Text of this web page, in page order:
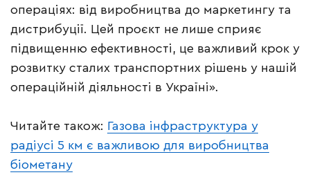
операціях: від виробництва до маркетингу та
дистрибуції. Цей проєкт не лише сприяє
підвищенню ефективності, це важливий крок у
розвитку сталих транспортних рішень у нашій
операційній діяльності в Україні».
Читайте також: Газова інфраструктура у
радіусі 5 км є важливою для виробництва
біометану